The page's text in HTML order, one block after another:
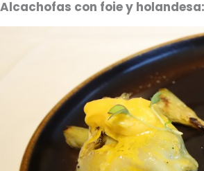
Alcachofas con foie y